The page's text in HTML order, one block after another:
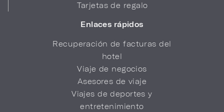
Tarjetas de regalo
Enlaces rápidos
Recuperación de facturas del
hotel
Viaje de negocios
Asesores de viaje
Viajes de deportes y
entretenimiento